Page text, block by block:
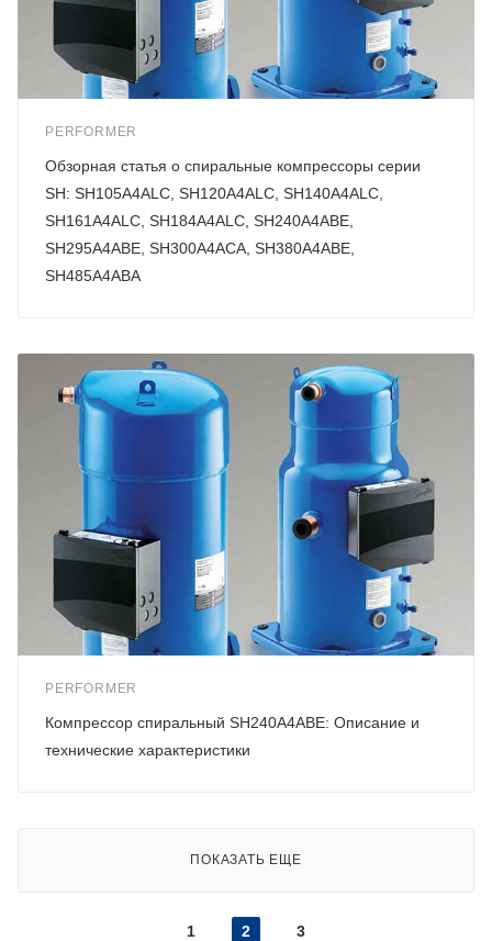
PERFORMER
Обзорная статья о спиральные компрессоры серии
SH: SH105A4ALC , SH120A4ALC , SH140A4ALC ,
SH161A4ALC , SH184A4ALC , SH240A4ABE ,
SH295A4ABE , SH300A4ACA , SH380A4ABE ,
SH485A4ABA
PERFORMER
Компрессор спиральный SH240A4ABE: Описание и
технические характеристики
ПОКАЗАТЬ ЕЩЕ
1 2 3